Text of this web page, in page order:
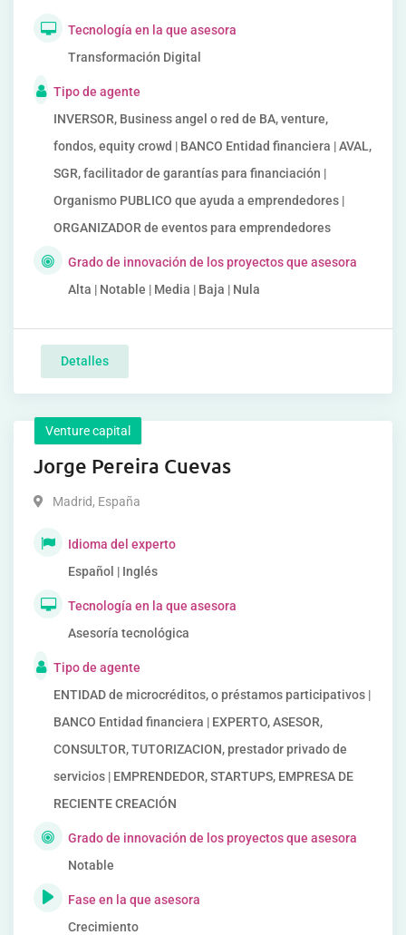
Tecnología en la que asesora
Transformación Digital
Tipo de agente
INVERSOR, Business angel o red de BA, venture,
fondos, equity crowd | BANCO Entidad financiera | AVAL,
SGR, facilitador de garantías para financiación |
Organismo PUBLICO que ayuda a emprendedores |
ORGANIZADOR de eventos para emprendedores
Grado de innovación de los proyectos que asesora
Alta | Notable | Media | Baja | Nula
Detalles
Venture capital
Jorge Pereira Cuevas
Madrid, España
Idioma del experto
Español | Inglés
Tecnología en la que asesora
Asesoría tecnológica
Tipo de agente
ENTIDAD de microcréditos, o préstamos participativos |
BANCO Entidad financiera | EXPERTO, ASESOR,
CONSULTOR, TUTORIZACION, prestador privado de
servicios | EMPRENDEDOR, STARTUPS, EMPRESA DE
RECIENTE CREACIÓN
Grado de innovación de los proyectos que asesora
Notable
Fase en la que asesora
Crecimiento